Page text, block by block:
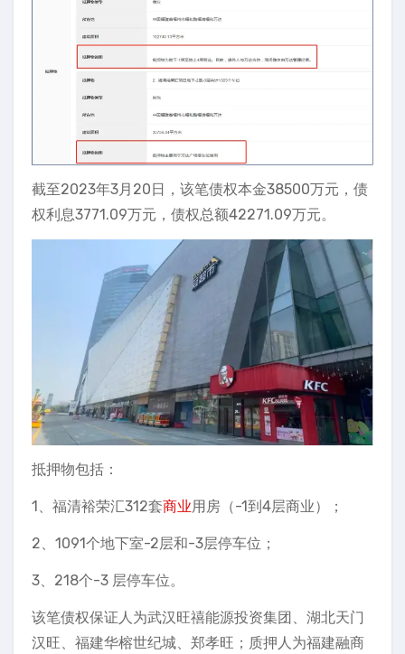
截至2023年3月20日，该笔债权本金38500万元，债
权利息3771.09万元，债权总额42271.09万元。
抵押物包括：
1、福清裕荣汇312套商业用房（-1到4层商业）；
2、1091个地下室-2层和-3层停车位；
3、218个-3 层停车位。
该笔债权保证人为武汉旺禧能源投资集团、湖北天门
汉旺、福建华榕世纪城、郑孝旺；质押人为福建融商